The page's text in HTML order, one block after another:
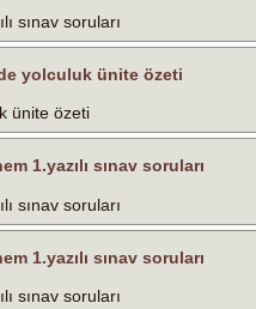
sınav soruları
yolculuk ünite özeti
ünite özeti
1.yazılı sınav soruları
sınav soruları
1.yazılı sınav soruları
sınav soruları